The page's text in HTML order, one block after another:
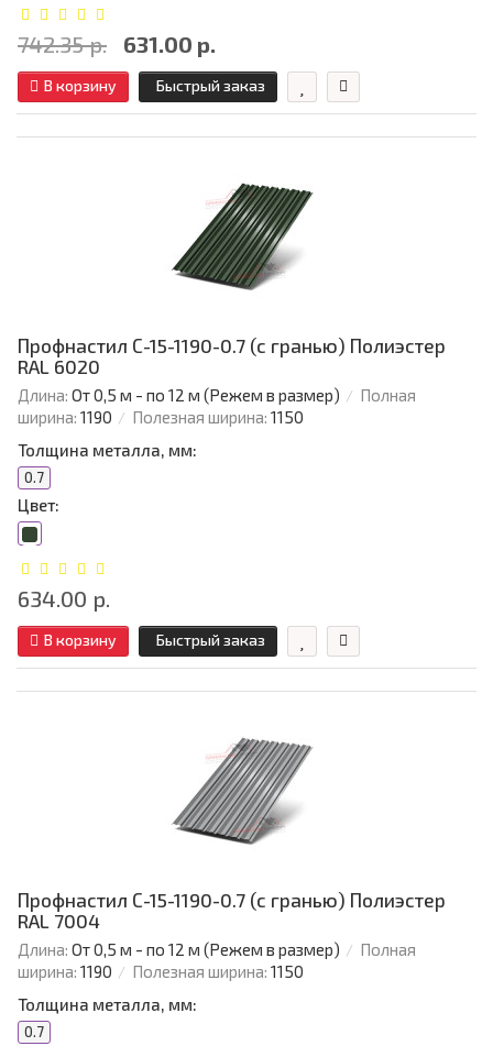
742.35 р. 631.00 р.
В корзину Быстрый заказ
Профнастил С-15-1190-0.7 (с гранью) Полиэстер
RAL 6020
Длина: От 0,5 м - по 12 м (Режем в размер)
Полная
ширина: 1190 Полезная ширина: 1150
Толщина металла, мм:
0.7
Цвет:
634.00 р.
В корзину Быстрый заказ
Профнастил С-15-1190-0.7 (с гранью) Полиэстер
RAL 7004
Длина: От 0,5 м - по 12 м (Режем в размер)
Полная
ширина: 1190 Полезная ширина: 1150
Толщина металла, мм:
0.7